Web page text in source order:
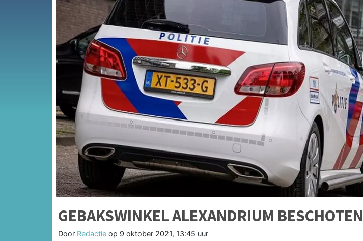
GEBAKSWINKEL ALEXANDRIUM BESCHOTEN
Door Redactie op 9 oktober 2021, 13:45 uur